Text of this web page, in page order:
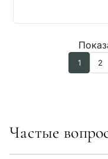
1 2
Частые